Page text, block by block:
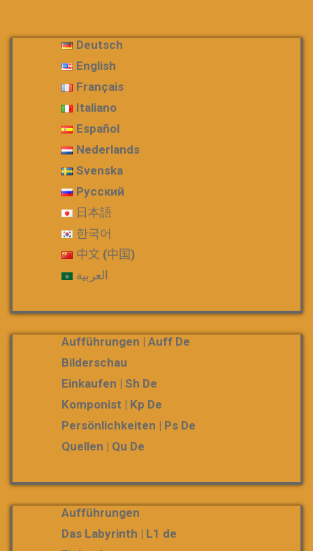
Deutsch
English
Français
Italiano
Español
Nederlands
Svenska
Русский
日本語
한국어
中文 (中国)
العربية
Aufführungen | Auff De
Bilderschau
Einkaufen | Sh De
Komponist | Kp De
Persönlichkeiten | Ps De
Quellen | Qu De
Aufführungen
Das Labyrinth | L1 de